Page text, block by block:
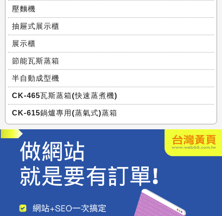
壓麵機
抽屜式展示櫃
展示櫃
節能瓦斯蒸箱
半自動成型機
CK-465瓦斯蒸箱(快速蒸煮機)
CK-615鍋爐專用(蒸氣式)蒸箱